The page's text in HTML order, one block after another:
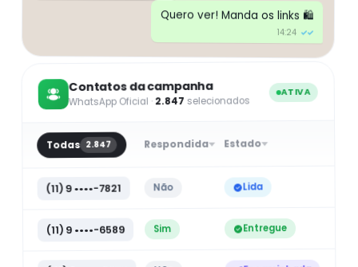
Quero ver! Manda os links 🛍️
Contatos da campanha
WhatsApp Oficial ·2.847 selecionados
ATIVA
Todas 2.847 Respondida Estado
(11) 9 ••••-7821 Não Lida
(11) 9 ••••-6589 Sim Entregue